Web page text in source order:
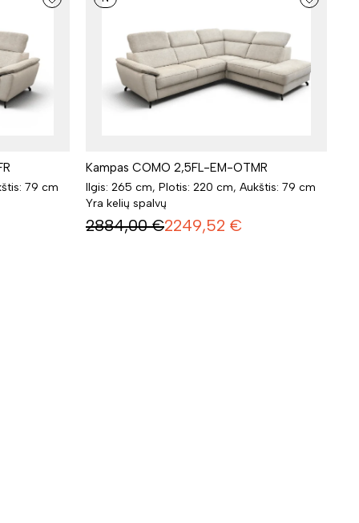
79 cm
Kampas COMO 2,5FL-EM-OTMR
Ilgis: 265 cm, Plotis: 220 cm, Aukštis: 79 cm
Yra kelių spalvų
2884,00 €2249,52 €